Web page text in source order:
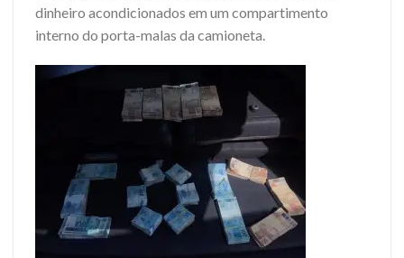
dinheiro acondicionados em um compartimento
interno do porta-malas da camioneta.